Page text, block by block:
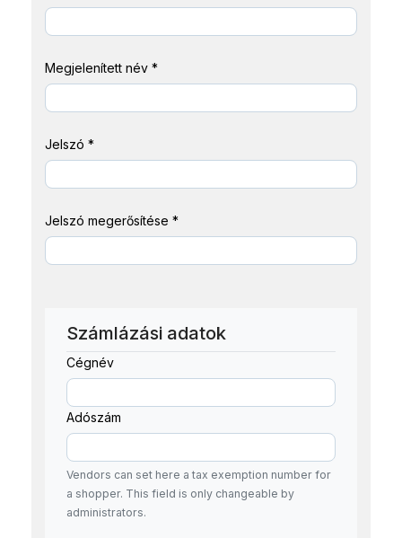
Megjelenített név *
Jelszó *
Jelszó megerősítése *
Számlázási adatok
Cégnév
Adószám
Vendors can set here a tax exemption number for
a shopper. This field is only changeable by
administrators.